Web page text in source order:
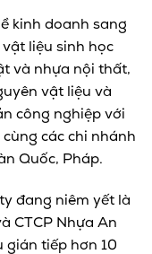
kinh doanh sang
liệu sinh học
và nhựa nội thất,
vật liệu và
công nghiệp với
các chi nhánh
Quốc, Pháp.
đang niêm yết là
CTCP Nhựa An
gián tiếp hơn 10